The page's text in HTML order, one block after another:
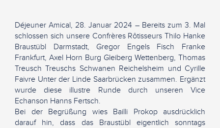
Déjeuner Amical, 28. Januar 2024 – Bereits zum 3. Mal
schlossen sich unsere Confrères Rôtisseurs Thilo Hanke
Braustübl Darmstadt, Gregor Engels Fisch Franke
Frankfurt, Axel Horn Burg Gleiberg Wettenberg, Thomas
Treusch Treuschs Schwanen Reichelsheim und Cyrille
Faivre Unter der Linde Saarbrücken zusammen. Ergänzt
wurde diese illustre Runde durch unseren Vice
Echanson Hanns Fertsch.
Bei der Begrüßung wies Bailli Prokop ausdrücklich
darauf hin, dass das Braustübl eigentlich sonntags